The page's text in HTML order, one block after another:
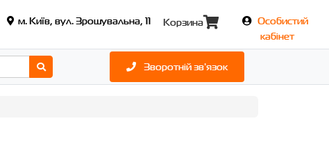
м. Київ, вул. Зрошувальна, 11 Корзина
Особистий
кабінет
Зворотній зв'язок